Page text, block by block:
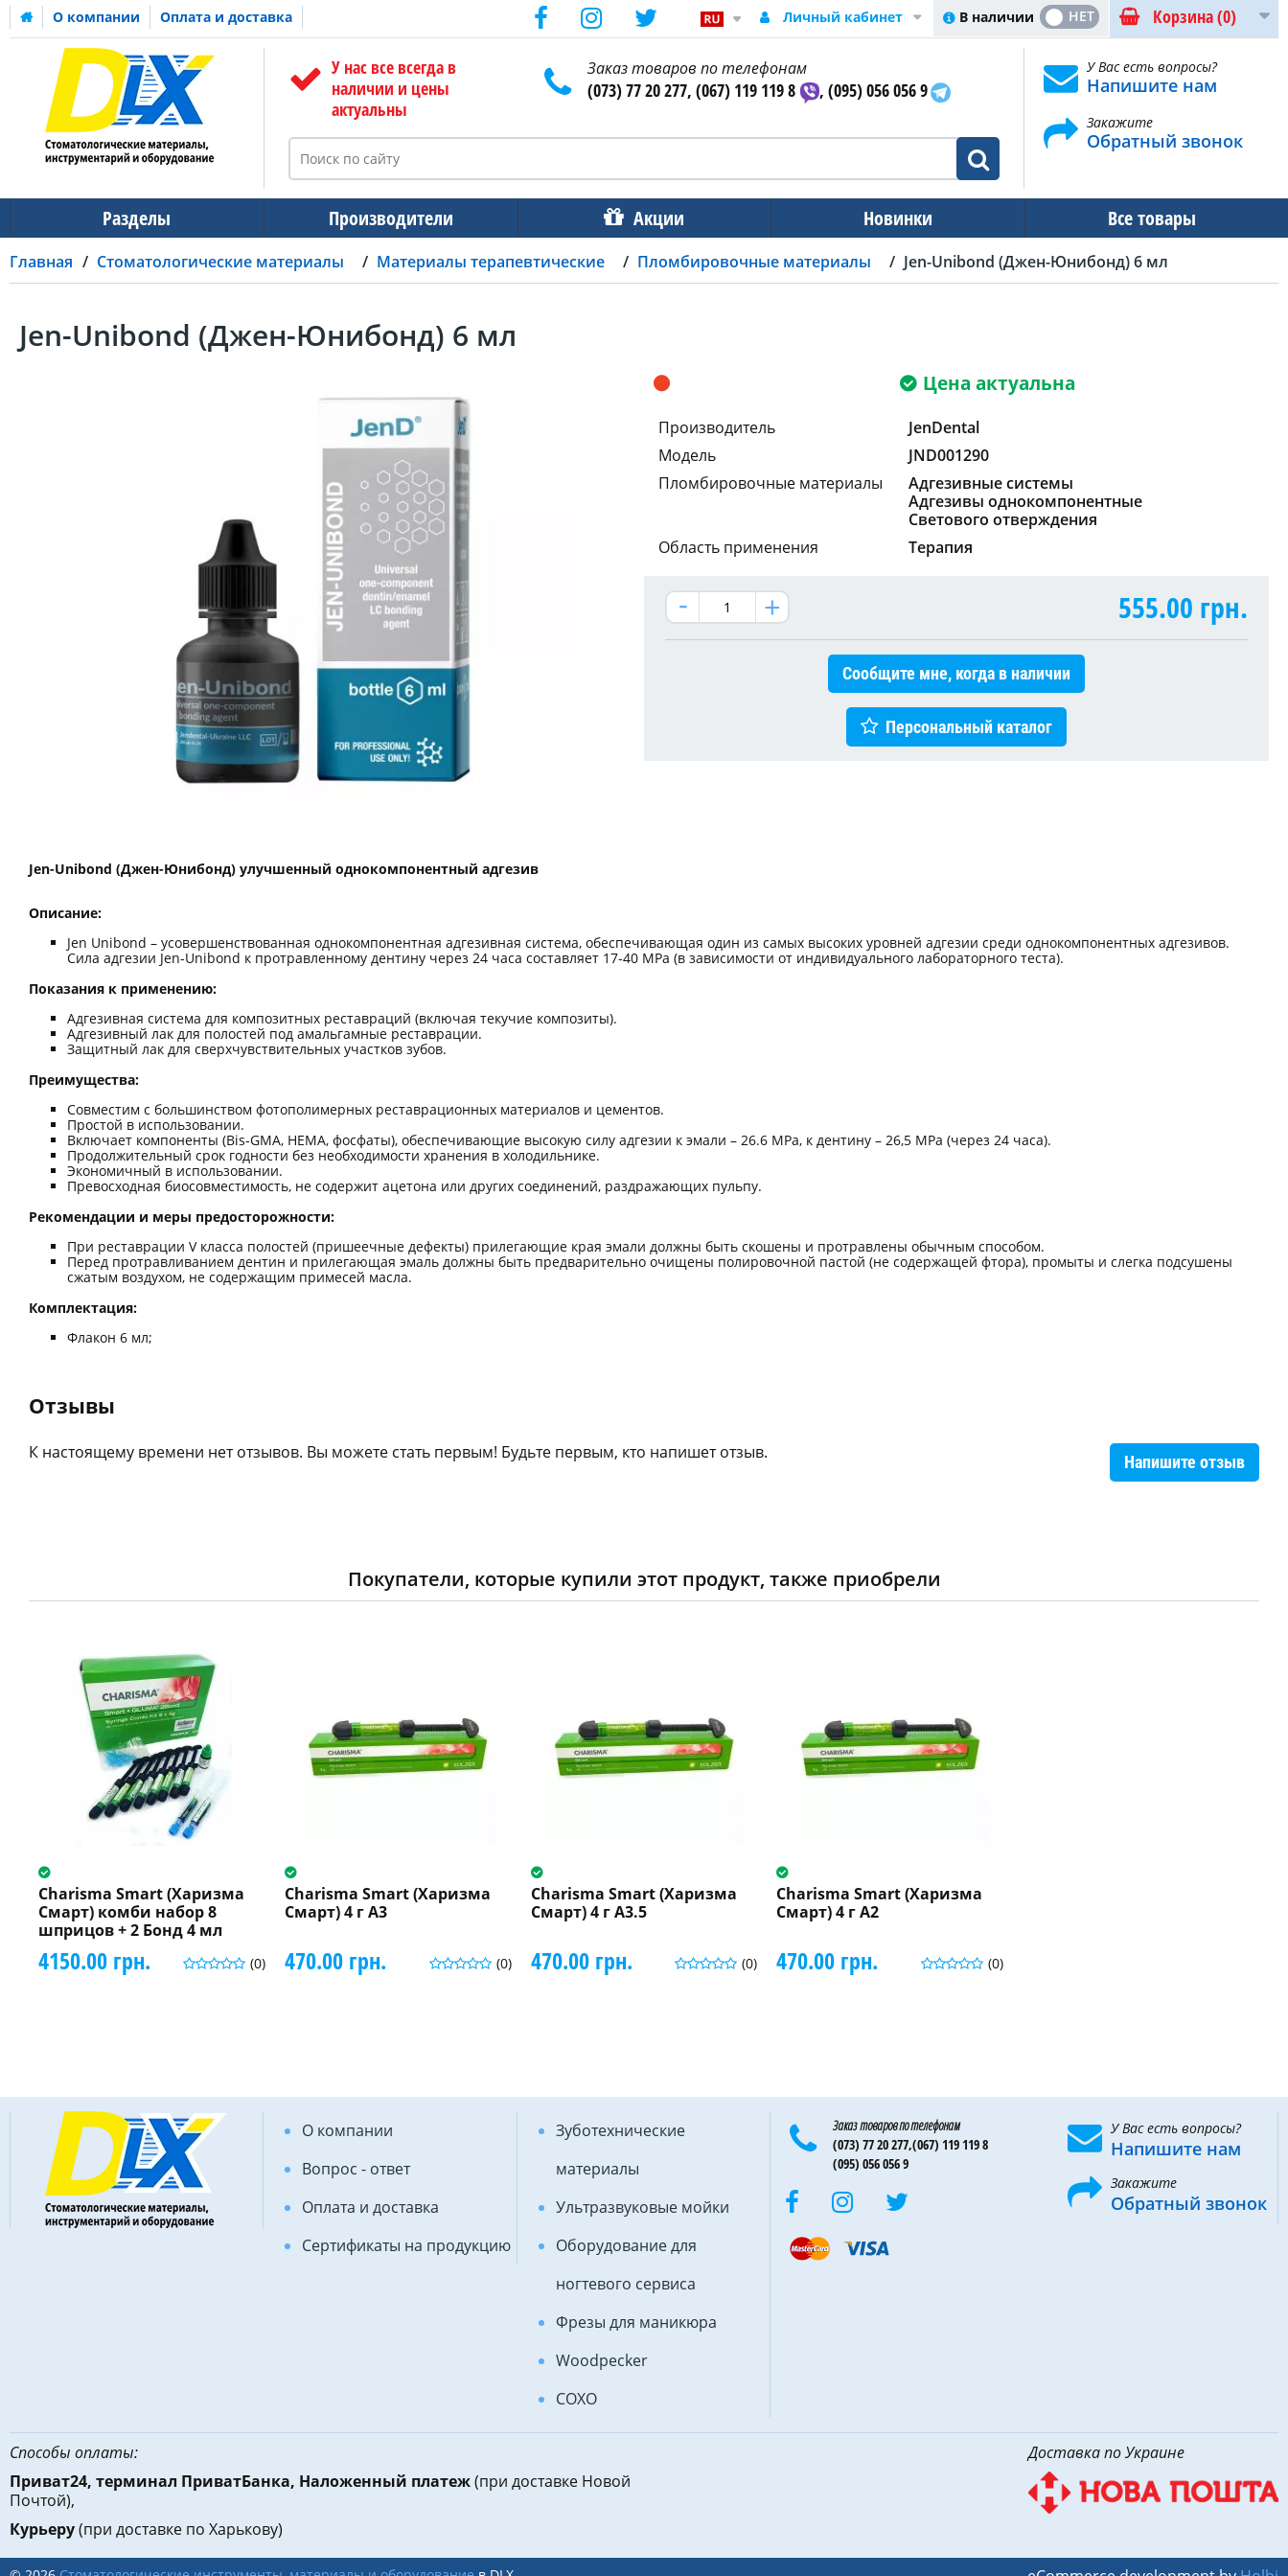
О компании Оплата и доставка Корзина(0)
В наличии
ДА НЕТ
Личный кабинет
У нас все всегда в
наличии и цены
актуальны
Заказ товаров по телефонам
(073) 77 20 277, (067) 119 119 8 , (095) 056 056 9
У Вас есть вопросы?
Напишите нам
Закажите
Обратный звонок
Разделы Производители Акции Новинки Все товары
Главная Стоматологические материалы Материалы терапевтические Пломбировочные материалы Jen-Unibond (Джен-Юнибонд) 6 мл
Jen-Unibond (Джен-Юнибонд) 6 мл
Цена актуальна
Производитель
JenDental
Модель
JND001290
Пломбировочные материалы
Адгезивные системы
Адгезивы однокомпонентные
Светового отверждения
Область применения
Терапия
555.00 грн.
Сообщите мне, когда в наличии
Персональный каталог
Jen-Unibond (Джен-Юнибонд) улучшенный однокомпонентный адгезив
Описание:
Jen Unibond – усовершенствованная однокомпонентная адгезивная система, обеспечивающая один из самых высоких уровней адгезии среди однокомпонентных адгезивов.
Сила адгезии Jen-Unibond к протравленному дентину через 24 часа составляет 17-40 МРа (в зависимости от индивидуального лабораторного теста).
Показания к применению:
Адгезивная система для композитных реставраций (включая текучие композиты).
Адгезивный лак для полостей под амальгамные реставрации.
Защитный лак для сверхчувствительных участков зубов.
Преимущества:
Совместим с большинством фотополимерных реставрационных материалов и цементов.
Простой в использовании.
Включает компоненты (Bis-GMA, HEMA, фосфаты), обеспечивающие высокую силу адгезии к эмали – 26.6 МРа, к дентину – 26,5 МРа (через 24 часа).
Продолжительный срок годности без необходимости хранения в холодильнике.
Экономичный в использовании.
Превосходная биосовместимость, не содержит ацетона или других соединений, раздражающих пульпу.
Рекомендации и меры предосторожности:
При реставрации V класса полостей (пришеечные дефекты) прилегающие края эмали должны быть скошены и протравлены обычным способом.
Перед протравливанием дентин и прилегающая эмаль должны быть предварительно очищены полировочной пастой (не содержащей фтора), промыты и слегка подсушены
сжатым воздухом, не содержащим примесей масла.
Комплектация:
Флакон 6 мл;
Отзывы
Напишите отзыв
К настоящему времени нет отзывов. Вы можете стать первым! Будьте первым, кто напишет отзыв.
Покупатели, которые купили этот продукт, также приобрели
Charisma Smart (Харизма
Смарт) комби набор 8
шприцов + 2 Бонд 4 мл
(0)
4150.00 грн.
Charisma Smart (Харизма
Смарт) 4 г A3
(0)
470.00 грн.
Charisma Smart (Харизма
Смарт) 4 г A3.5
(0)
470.00 грн.
Charisma Smart (Харизма
Смарт) 4 г A2
(0)
470.00 грн.
О компании
Вопрос - ответ
Оплата и доставка
Сертификаты на продукцию
Зуботехнические
материалы
Ультразвуковые мойки
Оборудование для
ногтевого сервиса
Фрезы для маникюра
Woodpecker
COXO
Заказ товаров по телефонам
(073) 77 20 277,(067) 119 119 8
(095) 056 056 9
У Вас есть вопросы?
Напишите нам
Закажите
Обратный звонок
Способы оплаты:
Приват24, терминал ПриватБанка, Наложенный платеж(при доставке Новой
Почтой),
Курьеру(при доставке по Харькову)
Доставка по Украине